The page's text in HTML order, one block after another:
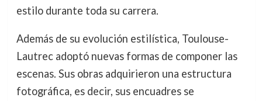
estilo durante toda su carrera.
Además de su evolución estilística, Toulouse-
Lautrec adoptó nuevas formas de componer las
escenas. Sus obras adquirieron una estructura
fotográfica, es decir, sus encuadres se